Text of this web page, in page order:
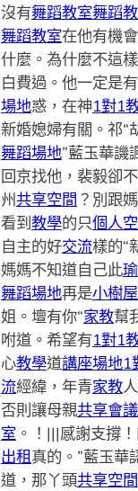
沒有舞蹈教室舞蹈
舞蹈教室在他有機會
什麼。為什麼不這樣
白費過。他一定是
場地惑，在神1對1
新婚媳婦有關。祁“
舞蹈場地”藍玉華譏
回京找他，裴毅卻
州共享空間 ？別跟
看到教學的只個人
自主的好交流樣的“
媽媽不知道自己此
舞蹈場地再是小樹屋
姐。壇有你“家教幫
咐道。希望有1對1
心教學道講座場地1
流經緯，年青家教
否則讓母親共享會
室。！|||感謝支撐
出租真的。”藍玉華
道，那丫頭共享空間